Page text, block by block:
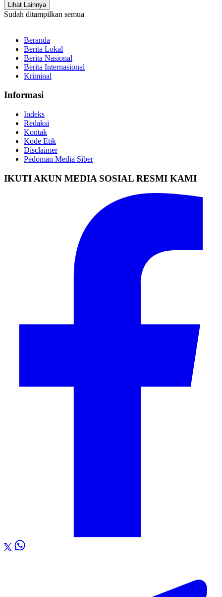
Lihat Lainnya
Sudah ditampilkan semua
Beranda
Berita Lokal
Berita Nasional
Berita Internasional
Kriminal
Informasi
Indeks
Redaksi
Kontak
Kode Etik
Disclaimer
Pedoman Media Siber
IKUTI AKUN MEDIA SOSIAL RESMI KAMI